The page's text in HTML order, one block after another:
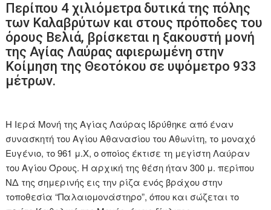
Περίπου 4 χιλιόμετρα δυτικά της πόλης
των Καλαβρύτων και στους πρόποδες του
όρους Βελιά, βρίσκεται η ξακουστή μονή
της Αγίας Λαύρας αφιερωμένη στην
Κοίμηση της Θεοτόκου σε υψόμετρο 933
μέτρων.
Η Ιερά Μονή της Αγίας Λαύρας Ιδρύθηκε από έναν
συνασκητή του Αγίου Αθανασίου του Αθωνίτη, το μοναχό
Ευγένιο, το 961 μ.Χ, ο οποίος έκτισε τη μεγίστη Λαύραν
του Αγίου Όρους. Η αρχική της θέση ήταν 300 μ. περίπου
ΝΔ της σημερινής εις την ρίζα ενός βράχου στην
τοποθεσία “Παλαιομονάστηρο”, όπου και σώζεται το